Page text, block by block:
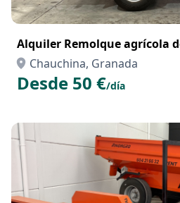
Alquiler Remolque agrícola
Chauchina, Granada
Desde 50 €/día